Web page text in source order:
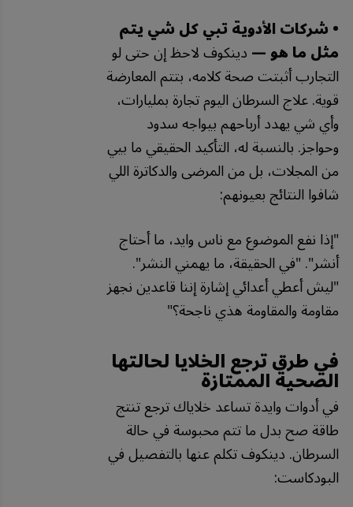
• شركات الأدوية تبي كل شي يتم
مثل ما هو —دينكوف لاحظ إن حتى لو
التجارب أثبتت صحة كلامه، بتتم المعارضة
قوية. علاج السرطان اليوم تجارة بمليارات،
وأي شي يهدد أرباحهم بيواجه سدود
وحواجز. بالنسبة له، التأكيد الحقيقي ما بيي
من المجلات، بل من المرضى والدكاترة اللي
شافوا النتائج بعيونهم:
"إذانفعالموضوعمعناسوايد، ماأحتاج
أنشر". "فيالحقيقة، مايهمنيالنشر".
"ليشأعطيأعدائيإشارةإنناقاعديننجهز
مقاومةوالمقاومةهذيناجحة؟"
في طرق ترجع الخلايا لحالتها
الصحية الممتازة
في أدوات وايدة تساعد خلاياك ترجع تنتج
طاقة صح بدل ما تتم محبوسة في حالة
السرطان. دينكوف تكلم عنها بالتفصيل في
البودكاست: